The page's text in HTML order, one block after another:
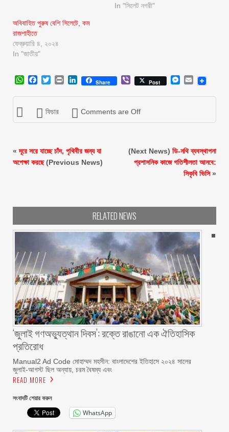
In "সিলেট নগরী"
অবিবাহিত পুরুষ বেশি সিলেটে, কম
রাজশাহীতে
ফেব্রুয়ারি ৪, ২০২৪
In "জাতীয়"
WhatsApp
Facebook
Twitter
Print LinkedIn
Share ViberPost Messenger
Email
ফিচার Comments are Off
«দূরে সরে যাচ্ছে চাঁদ, পৃথিবীর জন্য যা
অপেক্ষা করছে(Previous News)
(Next News) ডি-নথি ব্যবস্থাপনা
প্রশাসনিক কাজে গতিশীলতা আনবে:
সিকৃবি ভিসি»
RELATED NEWS
‘জুলাই গণঅভ্যুত্থান দিবস’: রক্তে রাঙানো এক ঐতিহাসিক
প্রতিরোধ
Manual2 Ad Code মোহাম্মদ মহসীন: বাংলাদেশের ইতিহাসে ২০২৪ সালের
জুলাই-আগস্ট ছিল অন্যায়, চরম বৈষম্য এবং
READ MORE
সংবাদটি শেয়ার করুন
WhatsApp